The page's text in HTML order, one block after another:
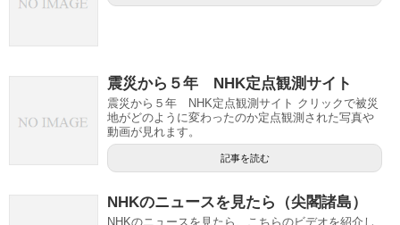
震災から５年 NHK定点観測サイト
震災から５年 NHK定点観測サイト クリックで被災
地がどのように変わったのか定点観測された写真や
動画が見れます。
記事を読む
NHKのニュースを見たら（尖閣諸島）
NHKのニュースを見たら、こちらのビデオを紹介し